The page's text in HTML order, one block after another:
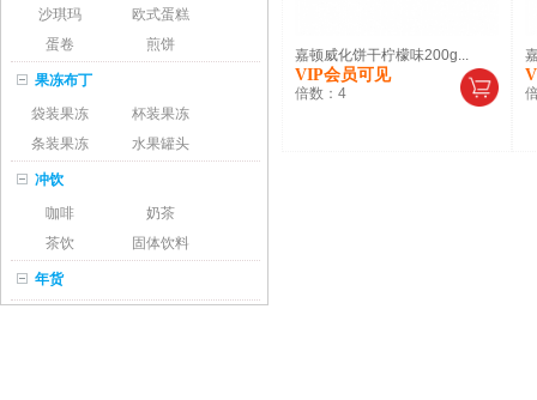
沙琪玛
欧式蛋糕
蛋卷
煎饼
果冻布丁
袋装果冻
杯装果冻
条装果冻
水果罐头
冲饮
咖啡
奶茶
茶饮
固体饮料
年货
嘉顿威化饼干柠檬味200g...
VIP会员可见
倍数： 4